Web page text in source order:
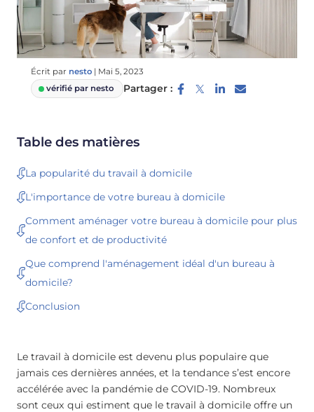
Écrit par nesto | Mai 5, 2023
vérifié par nesto
Partager :
Table des matières
La popularité du travail à domicile
L'importance de votre bureau à domicile
Comment aménager votre bureau à domicile pour plus
de confort et de productivité
Que comprend l'aménagement idéal d'un bureau à
domicile?
Conclusion
Le travail à domicile est devenu plus populaire que
jamais ces dernières années, et la tendance s’est encore
accélérée avec la pandémie de COVID-19. Nombreux
sont ceux qui estiment que le travail à domicile offre un